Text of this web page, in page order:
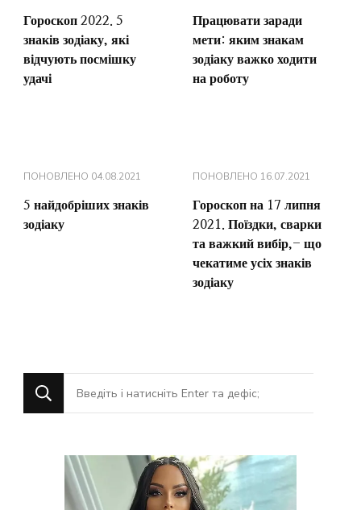
Гороскоп 2022. 5
знаків зодіаку, які
відчують посмішку
удачі
Працювати заради
мети: яким знакам
зодіаку важко ходити
на роботу
ПОНОВЛЕНО 04.08.2021
5 найдобріших знаків
зодіаку
ПОНОВЛЕНО 16.07.2021
Гороскоп на 17 липня
2021. Поїздки, сварки
та важкий вибір,- що
чекатиме усіх знаків
зодіаку
Шукаєте
щось?